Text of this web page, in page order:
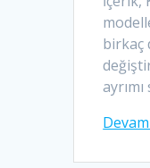
birkaç